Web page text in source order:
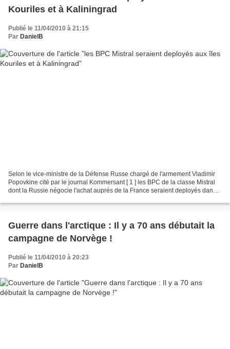
Kouriles et à Kaliningrad
Publié le 11/04/2010 à 21:15
Par DanielB
Selon le vice-ministre de la Défense Russe chargé de l'armement Vladimir
Popovkine cité par le journal Kommersant [ 1 ] les BPC de la classe Mistral
dont la Russie négocie l'achat auprés de la France seraient deployés dans
Guerre dans l'arctique : Il y a 70 ans débutait la
campagne de Norvège !
Publié le 11/04/2010 à 20:23
Par DanielB